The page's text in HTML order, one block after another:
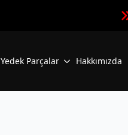
Yedek Parçalar Hakkımızda